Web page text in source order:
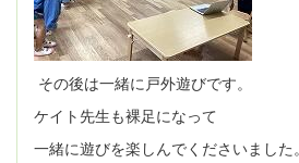
その後は一緒に戸外遊びです。
ケイト先生も裸足になって
一緒に遊びを楽しんでくださいました。